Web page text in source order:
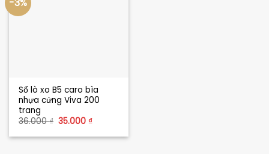
-3%
Sổ lò xo B5 caro bìa
nhựa cứng Viva 200
trang
36.000₫ Giá
là:
35.000 ₫Giá
tại